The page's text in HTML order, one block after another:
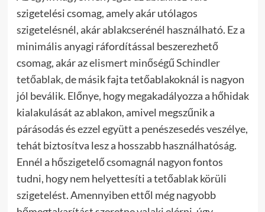
szigetelési csomag, amely akár utólagos
szigetelésnél, akár ablakcserénél használható. Ez a
minimális anyagi ráfordítással beszerezhető
csomag, akár azelismert minőségű Schindler
tetőablak, de másik fajta tetőablakoknál is nagyon
jól beválik. Előnye, hogy megakadályozza a hőhidak
kialakulását az ablakon, amivel megszűnik a
párásodás és ezzel együtt a penészesedés veszélye,
tehát biztosítva lesz a hosszabb használhatóság.
Ennél a hőszigetelő csomagnál nagyon fontos
tudni, hogy nem helyettesíti a tetőablak körüli
szigetelést. Amennyiben ettől még nagyobb